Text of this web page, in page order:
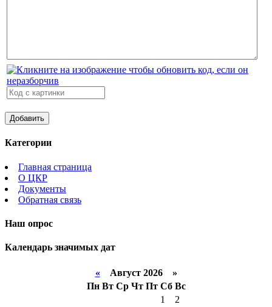
Категории
Главная страница
О ЦКР
Документы
Обратная связь
Наш опрос
Календарь значимых дат
«Август 2026 »
Пн Вт Ср Чт Пт Сб Вс
1
2